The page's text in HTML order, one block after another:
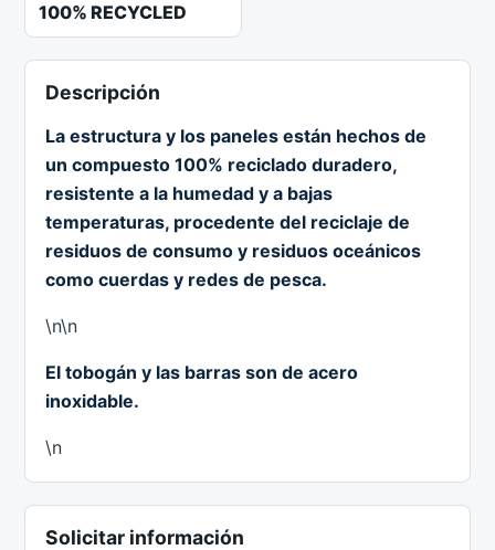
100% RECYCLED
Descripción
La estructura y los paneles están hechos de
un compuesto 100% reciclado duradero,
resistente a la humedad y a bajas
temperaturas, procedente del reciclaje de
residuos de consumo y residuos oceánicos
como cuerdas y redes de pesca.
\n\n
El tobogán y las barras son de acero
inoxidable.
\n
Solicitar información